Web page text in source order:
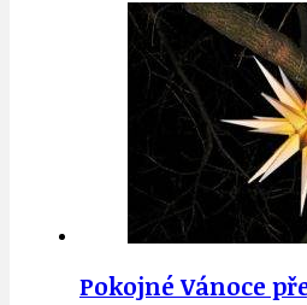
Pokojné Vánoce